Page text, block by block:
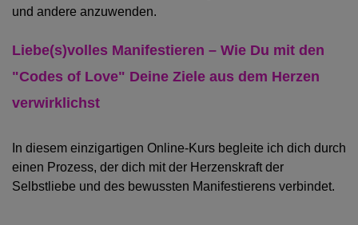
und andere anzuwenden.
Liebe(s)volles Manifestieren – Wie Du mit den
"Codes of Love" Deine Ziele aus dem Herzen
verwirklichst
In diesem einzigartigen Online-Kurs begleite ich dich durch
einen Prozess, der dich mit der Herzenskraft der
Selbstliebe und des bewussten Manifestierens verbindet.